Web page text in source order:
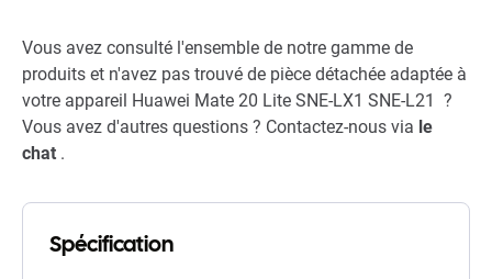
Vous avez consulté l'ensemble de notre gamme de
produits et n'avez pas trouvé de pièce détachée adaptée à
votre appareil Huawei Mate 20 Lite SNE-LX1 SNE-L21 ?
Vous avez d'autres questions ? Contactez-nous via le
chat .
Spécification